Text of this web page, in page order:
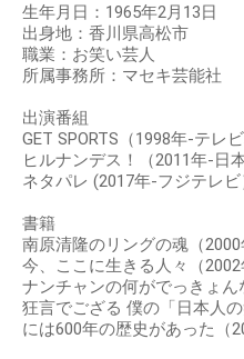
生年月日：1965年2月13日
出身地：香川県高松市
職業：お笑い芸人
所属事務所：マセキ芸能社
出演番組
GET SPORTS（1998年-テレビ
ヒルナンデス！（2011年-日
ネタパレ (2017年-フジテレビ
書籍
南原清隆のリングの魂（2000
今、ここに生きる人々（2002
ナンチャンの何がでっきょん
狂言でござる 僕の「日本人
には600年の歴史があった（